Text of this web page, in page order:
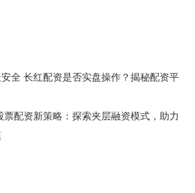
全 长红配资是否实盘操作？揭秘配资平
票配资新策略：探索夹层融资模式，助力